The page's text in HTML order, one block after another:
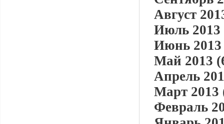
Август
Июль 2013
Июнь 2013
Май 2013
Апрель
Март 2013
Февраль